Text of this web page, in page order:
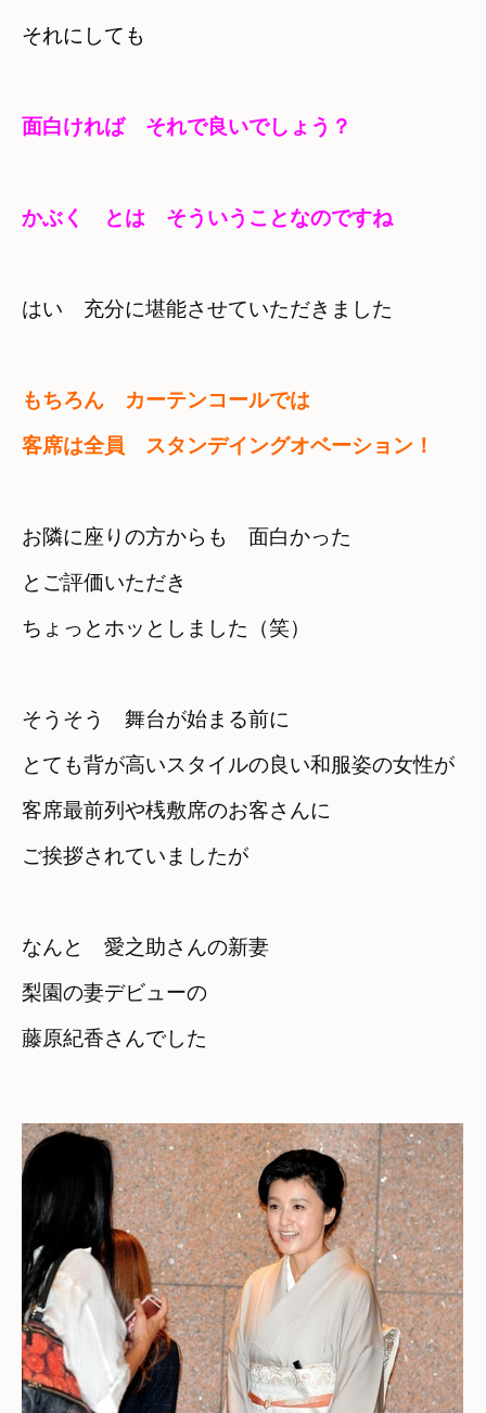
それにしても
面白ければ　それで良いでしょう？
かぶく　とは　そういうことなのですね
はい　充分に堪能させていただきました
もちろん　カーテンコールでは
客席は全員　スタンデイングオベーション！
お隣に座りの方からも　面白かった
とご評価いただき
ちょっとホッとしました（笑）
そうそう　舞台が始まる前に
とても背が高いスタイルの良い和服姿の女性が
客席最前列や桟敷席のお客さんに
ご挨拶されていましたが
なんと　愛之助さんの新妻
梨園の妻デビューの
藤原紀香さんでした